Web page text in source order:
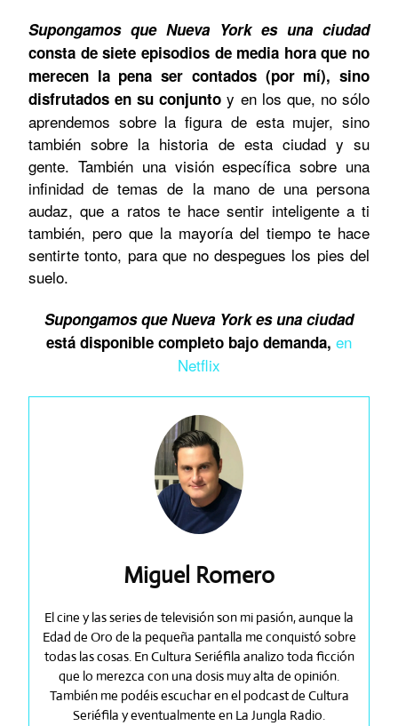
Supongamos que Nueva York es una ciudad
consta de siete episodios de media hora que no
merecen la pena ser contados (por mí), sino
disfrutados en su conjunto y en los que, no sólo
aprendemos sobre la figura de esta mujer, sino
también sobre la historia de esta ciudad y su
gente. También una visión específica sobre una
infinidad de temas de la mano de una persona
audaz, que a ratos te hace sentir inteligente a ti
también, pero que la mayoría del tiempo te hace
sentirte tonto, para que no despegues los pies del
suelo.
Supongamos que Nueva York es una ciudad
está disponible completo bajo demanda, en
Netflix
Miguel Romero
El cine y las series de televisión son mi pasión, aunque la
Edad de Oro de la pequeña pantalla me conquistó sobre
todas las cosas. En Cultura Seriéfila analizo toda ficción
que lo merezca con una dosis muy alta de opinión.
También me podéis escuchar en el podcast de Cultura
Seriéfila y eventualmente en La Jungla Radio.